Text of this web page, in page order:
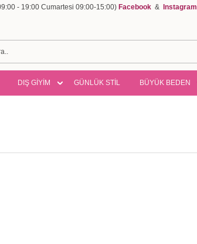
- 19:00 Cumartesi 09:00-15:00) Facebook & Instagram
DIŞ GİYİM GÜNLÜK STİL BÜYÜK BEDEN